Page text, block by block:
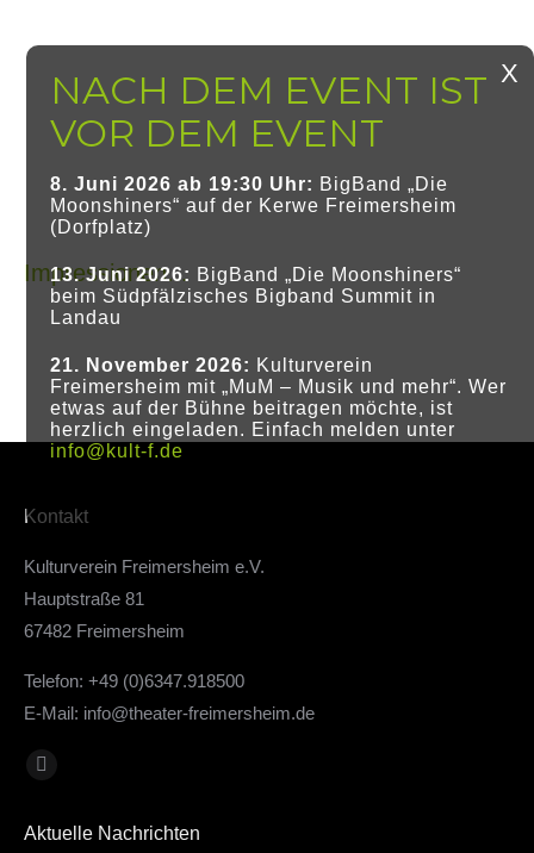
Impressionen...
Kontakt
Kulturverein Freimersheim e.V.
Hauptstraße 81
67482 Freimersheim
Telefon: +49 (0)6347.918500
E-Mail: info@theater-freimersheim.de
Finden Sie uns auf:
opens
Aktuelle Nachrichten
8. Juni 2026 ab 19:30 Uhr: BigBand „Die
Moonshiners“ auf der Kerwe Freimersheim
(Dorfplatz)
13. Juni 2026: BigBand „Die Moonshiners“
beim Südpfälzisches Bigband Summit in
Landau
21. November 2026: Kulturverein
Freimersheim mit„MuM – Musik und mehr“.Wer
etwas auf der Bühne beitragen möchte, ist
herzlich eingeladen. Einfach melden unter
info@kult-f.de